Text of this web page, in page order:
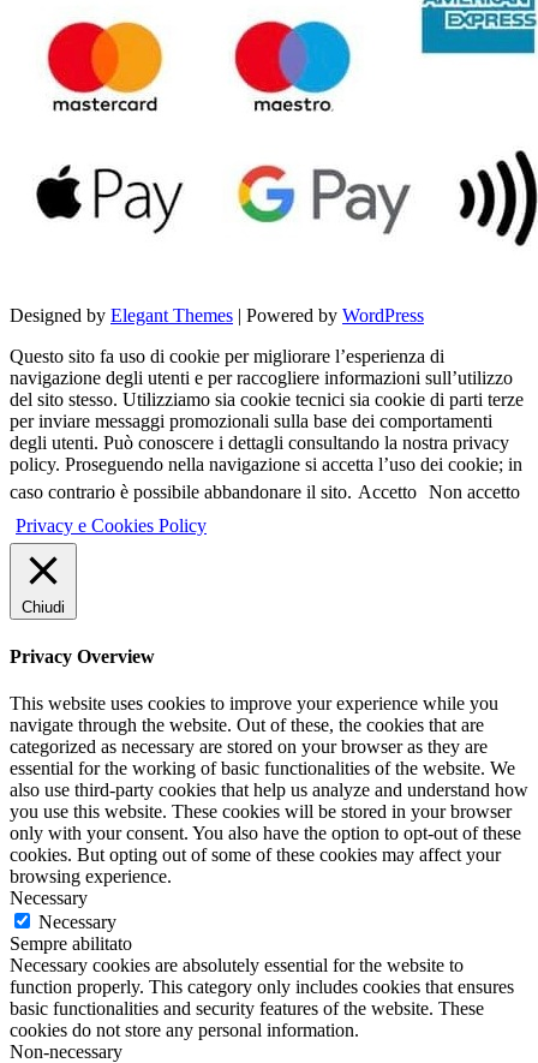
Designed by Elegant Themes | Powered by WordPress
Questo sito fa uso di cookie per migliorare l’esperienza di
navigazione degli utenti e per raccogliere informazioni sull’utilizzo
del sito stesso. Utilizziamo sia cookie tecnici sia cookie di parti terze
per inviare messaggi promozionali sulla base dei comportamenti
degli utenti. Può conoscere i dettagli consultando la nostra privacy
policy. Proseguendo nella navigazione si accetta l’uso dei cookie; in
caso contrario è possibile abbandonare il sito. Accetto Non accetto
Privacy e Cookies Policy
Chiudi
Privacy Overview
This website uses cookies to improve your experience while you
navigate through the website. Out of these, the cookies that are
categorized as necessary are stored on your browser as they are
essential for the working of basic functionalities of the website. We
also use third-party cookies that help us analyze and understand how
you use this website. These cookies will be stored in your browser
only with your consent. You also have the option to opt-out of these
cookies. But opting out of some of these cookies may affect your
browsing experience.
Necessary
Necessary
Sempre abilitato
Necessary cookies are absolutely essential for the website to
function properly. This category only includes cookies that ensures
basic functionalities and security features of the website. These
cookies do not store any personal information.
Non-necessary